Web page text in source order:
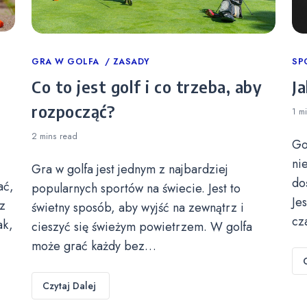
Categories
GRA W GOLFA ZASADY
Co to jest golf i co trzeba, aby
rozpocząć?
2 mins read
Gra w golfa jest jednym z najbardziej
popularnych sportów na świecie. Jest to
świetny sposób, aby wyjść na zewnątrz i
cieszyć się świeżym powietrzem. W golfa
może grać każdy bez…
Czytaj Dalej
1